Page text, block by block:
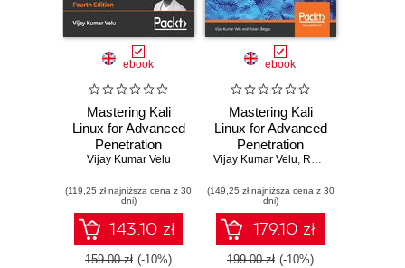
ebook
Mastering Kali
Linux for Advanced
Penetration
Testing. Become a
ethical hacking
expert using
Metasploit, Nmap,
Wireshark, and
Burp Suite - Fourth
Vijay Kumar Velu
(119,25 zł najniższa cena z 30
dni)
143.10 zł
159.00 zł (-10%)
ebook
Mastering Kali
Linux for Advanced
Penetration
Testing. Secure
Kali Linux 2019.1 –
the ultimate white
hat hackers' toolkit
- Third Edition
Vijay Kumar Velu, Robert Beggs
(149,25 zł najniższa cena z 30
dni)
179.10 zł
199.00 zł (-10%)